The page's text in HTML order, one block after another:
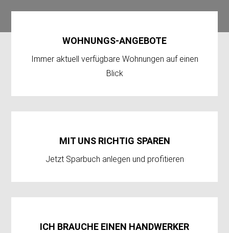
WOHNUNGS-ANGEBOTE
Immer aktuell verfügbare Wohnungen auf einen
Blick
MIT UNS RICHTIG SPAREN
Jetzt Sparbuch anlegen und profitieren
ICH BRAUCHE EINEN HANDWERKER